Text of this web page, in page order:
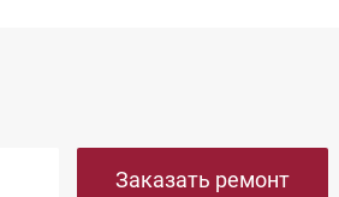
Заказать ремонт